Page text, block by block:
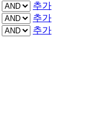
추가
추가
추가